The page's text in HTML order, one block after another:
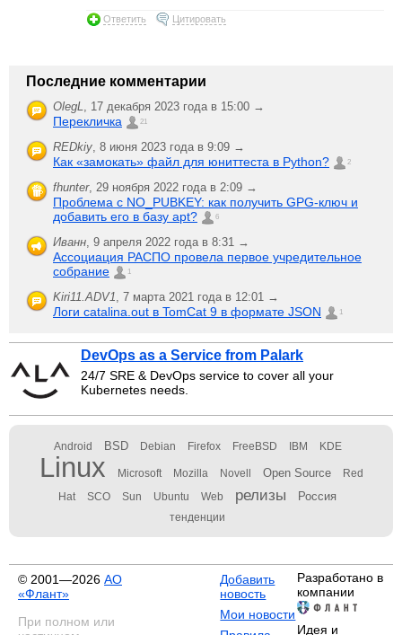
Ответить Цитировать
Последние комментарии
OlegL, 17 декабря 2023 года в 15:00 →
Перекличка 21
REDkiy, 8 июня 2023 года в 9:09 →
Как «замокать» файл для юниттеста в Python? 2
fhunter, 29 ноября 2022 года в 2:09 →
Проблема с NO_PUBKEY: как получить GPG-ключ и
добавить его в базу apt?
6
Иванн, 9 апреля 2022 года в 8:31 →
Ассоциация РАСПО провела первое учредительное
собрание
1
Kiri11.ADV1, 7 марта 2021 года в 12:01 →
Логи catalina.out в TomCat 9 в формате JSON 1
DevOps as a Service from Palark
24/7 SRE & DevOps service to cover all your
Kubernetes needs.
Android BSD Debian Firefox FreeBSD IBM KDE
Linux Microsoft Mozilla Novell Open Source Red
Hat SCO Sun Ubuntu Web релизы Россия
тенденции
© 2001—2026 АО
«Флант»
При полном или
Добавить
новость
Мои новости
Разработано в
компании
Идея и